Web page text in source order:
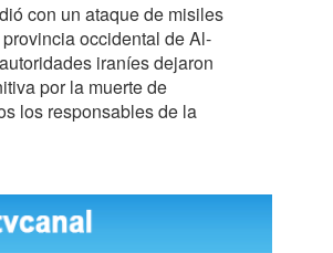
con un ataque de misiles
occidental de Al-
iraníes dejaron
por la muerte de
los responsables de la